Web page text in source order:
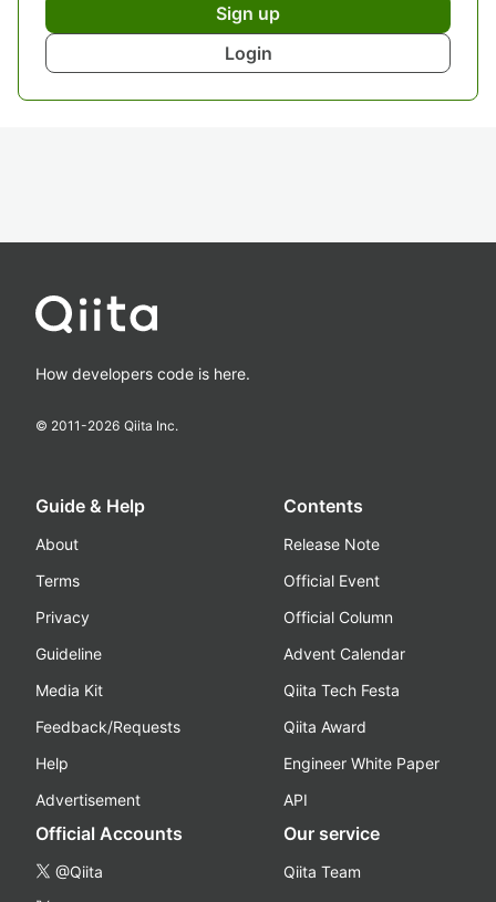
Sign up
Login
How developers code is here.
© 2011-2026 Qiita Inc.
Guide & Help
About
Terms
Privacy
Guideline
Media Kit
Feedback/Requests
Help
Advertisement
Contents
Release Note
Official Event
Official Column
Advent Calendar
Qiita Tech Festa
Qiita Award
Engineer White Paper
API
Official Accounts
@Qiita
Our service
Qiita Team